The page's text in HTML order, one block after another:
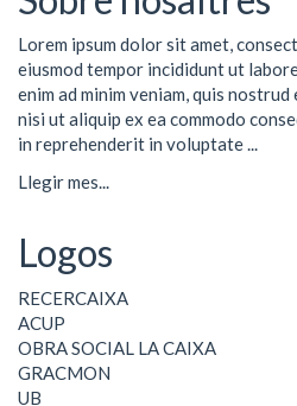
Lorem ipsum dolor sit amet,
eiusmod tempor incididunt ut
enim ad minim veniam, quis
nisi ut aliquip ex ea commodo
in reprehenderit in voluptate ...
Llegir mes...
Logos
RECERCAIXA
ACUP
OBRA SOCIAL LA CAIXA
GRACMON
UB